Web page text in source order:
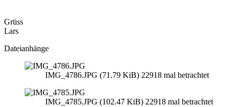
Grüss
Lars
Dateianhänge
IMG_4786.JPG (71.79 KiB) 22918 mal betrachtet
IMG_4785.JPG (102.47 KiB) 22918 mal betrachtet